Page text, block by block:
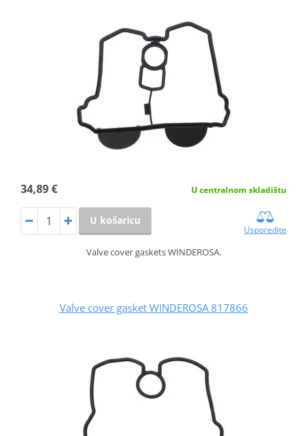
34,89 € U centralnom skladištu
U košaricu
Usporedite
Valve cover gaskets WINDEROSA.
Valve cover gasket WINDEROSA 817866